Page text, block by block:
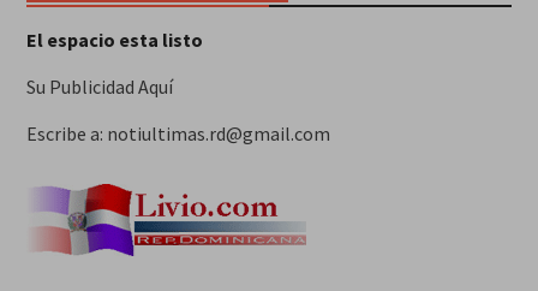
El espacio esta listo
Su Publicidad Aquí
Escribe a: notiultimas.rd@gmail.com